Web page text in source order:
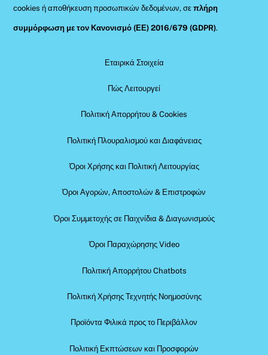
cookies ή αποθήκευση προσωπικών δεδομένων, σεπλήρη
συμμόρφωση με τον Κανονισμό (ΕΕ) 2016/679 (GDPR).
Εταιρικά Στοιχεία
Πώς Λειτουργεί
Πολιτική Απορρήτου & Cookies
Πολιτική Πλουραλισμού και Διαφάνειας
Όροι Χρήσης και Πολιτική Λειτουργίας
Όροι Αγορών, Αποστολών & Επιστροφών
Όροι Συμμετοχής σε Παιχνίδια & Διαγωνισμούς
Όροι Παραχώρησης Video
Πολιτική Απορρήτου Chatbots
Πολιτική Χρήσης Τεχνητής Νοημοσύνης
Προϊόντα Φιλικά προς το Περιβάλλον
Πολιτική Εκπτώσεων και Προσφορών